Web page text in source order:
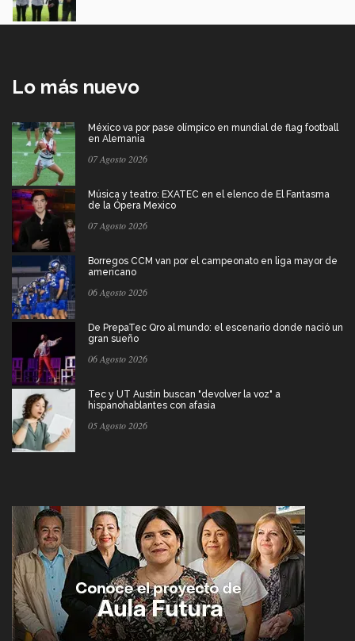
Lo más nuevo
México va por pase olímpico en mundial de flag football
en Alemania
07 Agosto 2026
Música y teatro: EXATEC en el elenco de El Fantasma
de la Ópera Mexico
07 Agosto 2026
Borregos CCM van por el campeonato en liga mayor de
americano
06 Agosto 2026
De PrepaTec Qro al mundo: el escenario donde nació un
gran sueño
06 Agosto 2026
Tec y UT Austin buscan "devolver la voz" a
hispanohablantes con afasia
05 Agosto 2026